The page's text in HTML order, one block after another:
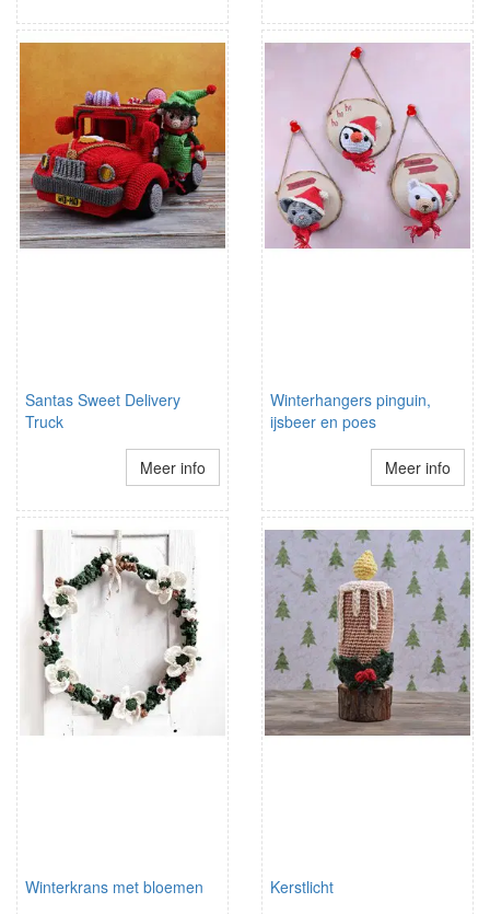
Santas Sweet Delivery
Truck
Meer info
Winterhangers pinguin,
ijsbeer en poes
Meer info
Winterkrans met bloemen Kerstlicht